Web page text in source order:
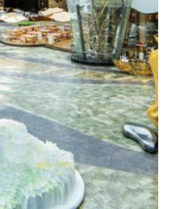
Art），种植了超过
国大陆及18个不同国家的
到稀有的品种，带来多个
您可驻足其中，感受当中
大自然的风光，亦似大自
植物、园艺、设计等媒
历史、文化和艺术的崭新
观设计，以东、南、西、
各地原生植物的不同质感
的世界。